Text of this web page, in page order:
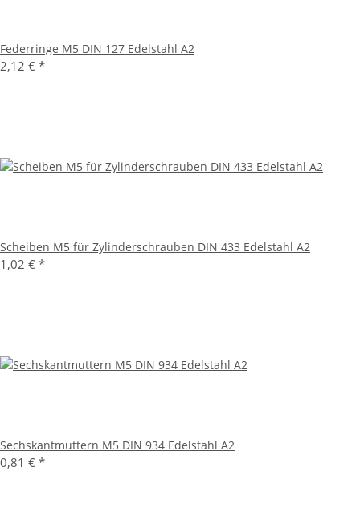
Federringe M5 DIN 127 Edelstahl A2
2,12 € *
Scheiben M5 für Zylinderschrauben DIN 433 Edelstahl A2
1,02 € *
Sechskantmuttern M5 DIN 934 Edelstahl A2
0,81 € *